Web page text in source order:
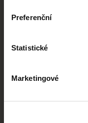
Preferenční
Statistické
Marketingové
FIDMarseille